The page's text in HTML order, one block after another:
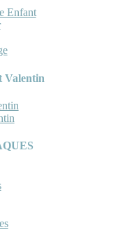
Enfant
Valentin